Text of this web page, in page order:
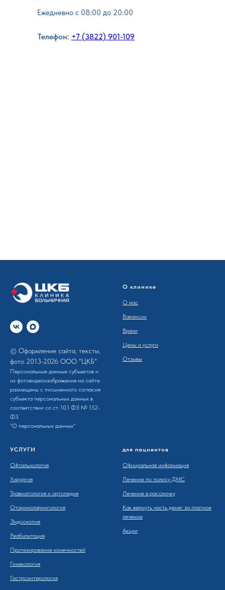
Телефон: +7 (3822) 901-109
Ежедневно с 08:00 до 20:00
© Оформление сайта, тексты,
фото 2013-2026 ООО "ЦКБ"
Персональные данные субъектов и
их фотовидеоизображения на сайте
размещены с письменного согла­сия
субъекта персона­льных данных в
соотв­етствии со ст. 10.1 ФЗ № 152-
ФЗ
"О персона­льных данных"
О клинике
О нас
Вакансии
Врачи
Цены и услуги
Отзывы
УСЛУГИ
Офтальмология
Хирургия
Травматология и ортопедия
Оториноларингология
Эндоскопия
Реабилитация
Протезирование конечностей
Гинекология
Гастроэнтерология
для пациентов
Официальная информация
Лечение по полису ДМС
Лечение в рассрочку
Как вернуть часть денег за платное
лечение
Акции